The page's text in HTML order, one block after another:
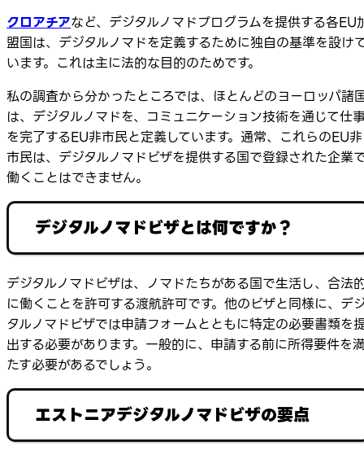
クロアチアなど、デジタルノマドプログラムを提供する各EU
盟国は、デジタルノマドを定義するために独自の基準を設け
います。これは主に法的な目的のためです。
私の調査から分かったところでは、ほとんどのヨーロッパ諸
は、デジタルノマドを、コミュニケーション技術を通じて仕
を完了するEU非市民と定義しています。通常、これらのEU非
市民は、デジタルノマドビザを提供する国で登録された企業
働くことはできません。
デジタルノマドビザとは何ですか？
デジタルノマドビザは、ノマドたちがある国で生活し、合法
に働くことを許可する渡航許可です。他のビザと同様に、デ
タルノマドビザでは申請フォームとともに特定の必要書類を
出する必要があります。一般的に、申請する前に所得要件を
たす必要があるでしょう。
エストニアデジタルノマドビザの要点